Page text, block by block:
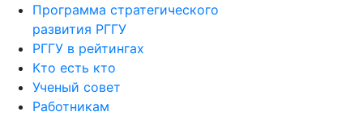
Программа стратегического
развития РГГУ
РГГУ в рейтингах
Кто есть кто
Ученый совет
Работникам